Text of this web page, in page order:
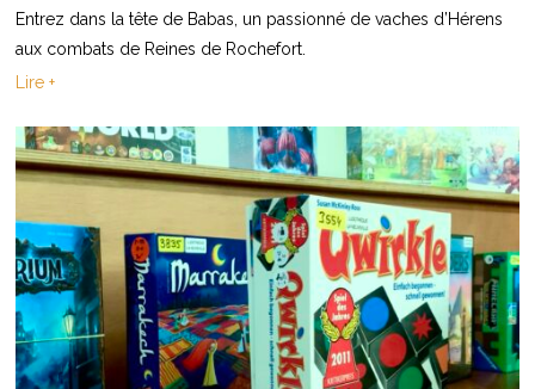
Entrez dans la tête de Babas, un passionné de vaches d’Hérens
aux combats de Reines de Rochefort.
Lire +